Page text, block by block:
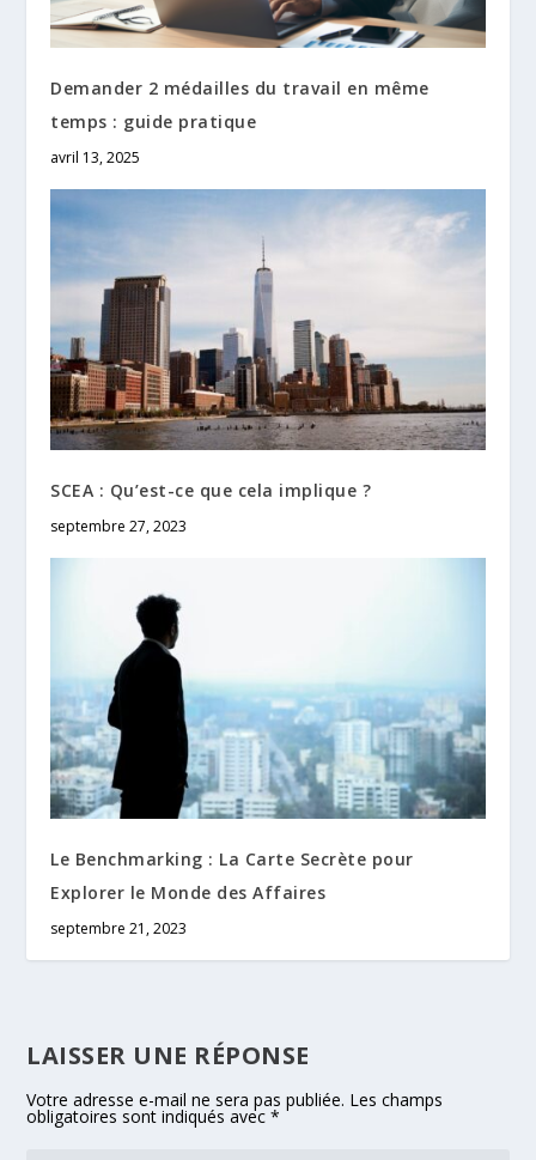
Demander 2 médailles du travail en même
temps : guide pratique
avril 13, 2025
SCEA : Qu’est-ce que cela implique ?
septembre 27, 2023
Le Benchmarking : La Carte Secrète pour
Explorer le Monde des Affaires
septembre 21, 2023
LAISSER UNE RÉPONSE
Votre adresse e-mail ne sera pas publiée. Les champs
obligatoires sont indiqués avec*